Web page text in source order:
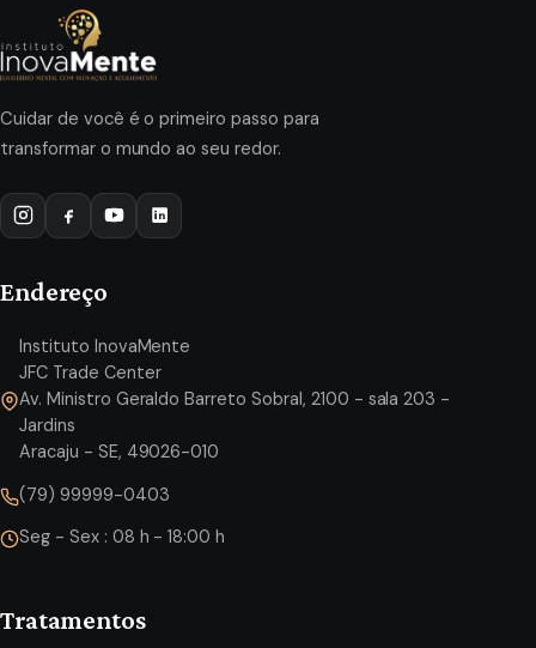
Cuidar de você é o primeiro passo para
transformar o mundo ao seu redor.
Endereço
Instituto InovaMente
JFC Trade Center
Av. Ministro Geraldo Barreto Sobral, 2100 - sala 203 -
Jardins
Aracaju - SE, 49026-010
(79) 99999-0403
Seg - Sex : 08 h - 18:00 h
Tratamentos